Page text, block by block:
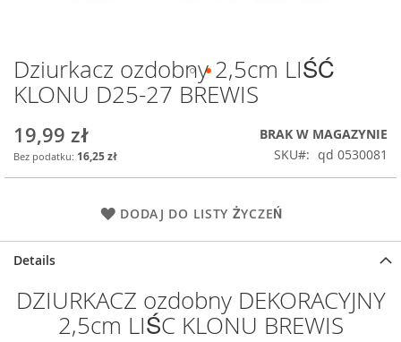
Przejdź
na
początek
Dziurkacz ozdobny 2,5cm LIŚĆ
KLONU D25-27 BREWIS
19,99 zł
16,25 zł
BRAK W MAGAZYNIE
SKU
qd 0530081
DODAJ DO LISTY ŻYCZEŃ
Details
DZIURKACZ ozdobny DEKORACYJNY
2,5cm LIŚC KLONU BREWIS